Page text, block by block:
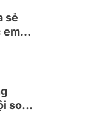
sẻ
em
soi